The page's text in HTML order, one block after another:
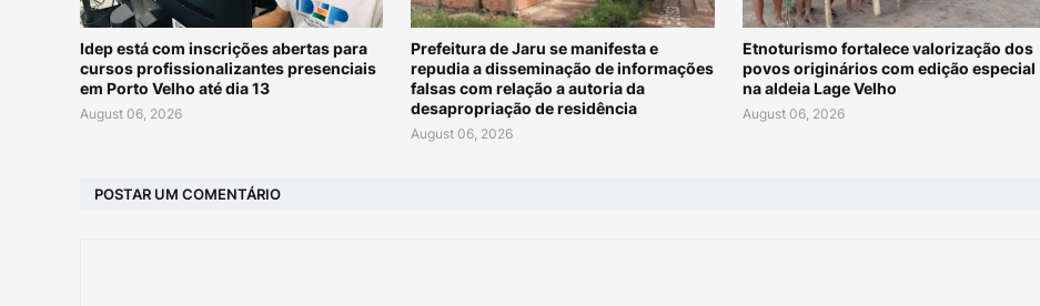
Idep está com inscrições abertas para
cursos profissionalizantes presenciais
em Porto Velho até dia 13
August 06, 2026
Prefeitura de Jaru se manifesta e
repudia a disseminação de informações
falsas com relação a autoria da
desapropriação de residência
August 06, 2026
Etnoturismo fortalece valorização dos
povos originários com edição especial
na aldeia Lage Velho
August 06, 2026
POSTAR UM COMENTÁRIO